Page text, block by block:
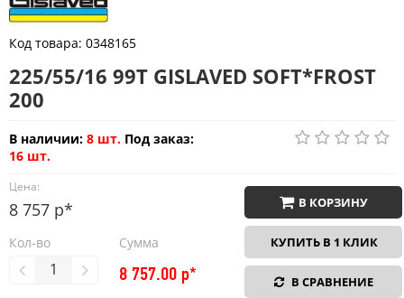
Код товара: 0348165
225/55/16 99T GISLAVED SOFT*FROST
200
В наличии: 8 шт. Под заказ:
16 шт.
Цена:
8 757 р*
Кол-во Сумма
8 757.00 р*
В КОРЗИНУ
КУПИТЬ В 1 КЛИК
В СРАВНЕНИЕ